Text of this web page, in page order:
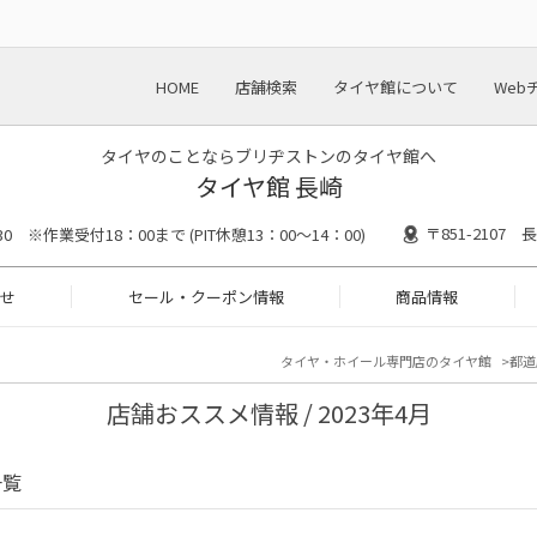
HOME 店舗検索 タイヤ館について Web
タイヤのことならブリヂストンのタイヤ館へ
タイヤ館 長崎
※作業受付18：00まで (PIT休憩13：00～14：00) 〒851-2107
セール・クーポン情報 商品情報
タイヤ・ホイール専門店のタイヤ館 都
店舗おススメ情報 / 2023年4月